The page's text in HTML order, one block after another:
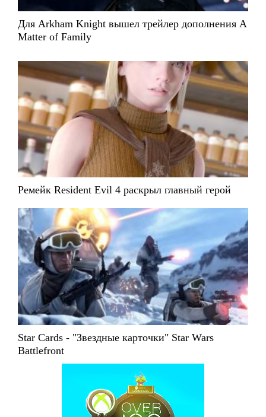
Для Arkham Knight вышел трейлер дополнения A
Matter of Family
Ремейк Resident Evil 4 раскрыл главный герой
Star Cards - "Звездные карточки" Star Wars
Battlefront